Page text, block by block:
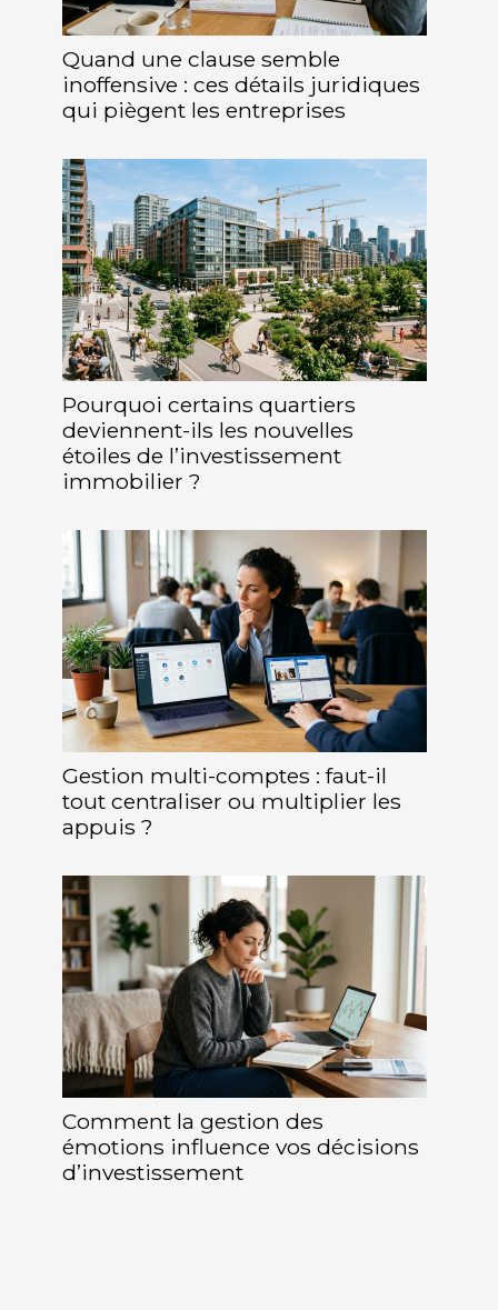
Quand une clause semble
inoffensive : ces détails juridiques
qui piègent les entreprises
Pourquoi certains quartiers
deviennent-ils les nouvelles
étoiles de l’investissement
immobilier ?
Gestion multi-comptes : faut-il
tout centraliser ou multiplier les
appuis ?
Comment la gestion des
émotions influence vos décisions
d’investissement